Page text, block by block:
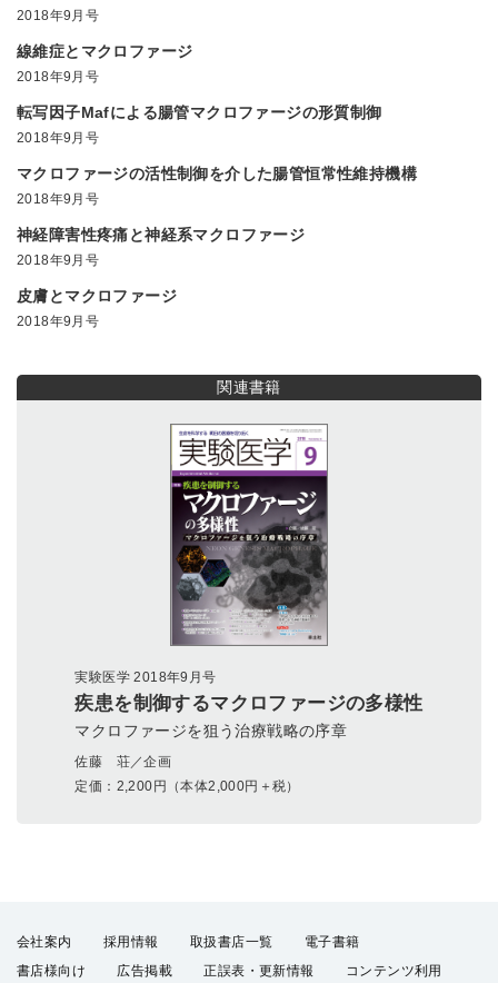
2018年9月号
線維症とマクロファージ
2018年9月号
転写因子Mafによる腸管マクロファージの形質制御
2018年9月号
マクロファージの活性制御を介した腸管恒常性維持機構
2018年9月号
神経障害性疼痛と神経系マクロファージ
2018年9月号
皮膚とマクロファージ
2018年9月号
関連書籍
実験医学 2018年9月号
疾患を制御するマクロファージの多様性
マクロファージを狙う治療戦略の序章
佐藤 荘／企画
定価： 2,200円（本体2,000円＋税）
会社案内 採用情報 取扱書店一覧
電子書籍
書店様向け
広告掲載 正誤表・更新情報 コンテンツ利用